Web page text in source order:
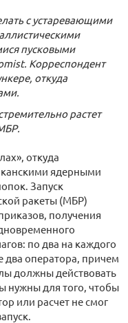
с устаревающими
пусковыми
Корреспондент
откуда
растет
откуда
ядерными
Запуск
ракеты (МБР)
получения
по два на каждого
два оператора, причем
должны действовать
нужны для того, чтобы
или расчет не смог